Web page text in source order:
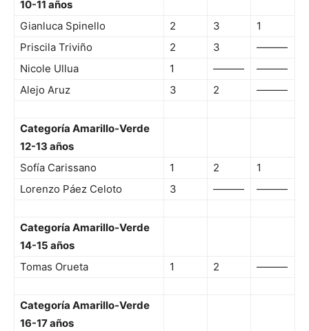
10-11 años
Gianluca Spinello
2 3
1
Priscila Triviño
2 3
———
Nicole Ullua
1 ———
———
Alejo Aruz
3 2 ———
Categoría Amarillo-Verde
12-13 años
Sofía Carissano
1 2
1
Lorenzo Páez Celoto
3 ——— ———
Categoría Amarillo-Verde
14-15 años
Tomas Orueta
1 2 ———
Categoría Amarillo-Verde
16-17 años